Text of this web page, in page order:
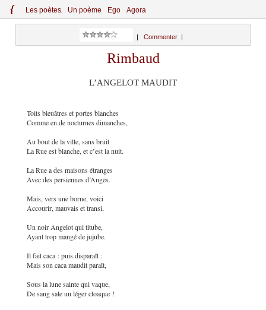
{ Les poètes Un poème Ego Agora
Commenter
Rimbaud
L’ANGELOT MAUDIT
Toits bleuâtres et portes blanches
Comme en de nocturnes dimanches,
Au bout de la ville, sans bruit
La Rue est blanche, et c’est la nuit.
La Rue a des maisons étranges
Avec des persiennes d’Anges.
Mais, vers une borne, voici
Accourir, mauvais et transi,
Un noir Angelot qui titube,
Ayant trop mangé de jujube.
Il fait caca : puis disparaît :
Mais son caca maudit paraît,
Sous la lune sainte qui vaque,
De sang sale un léger cloaque !